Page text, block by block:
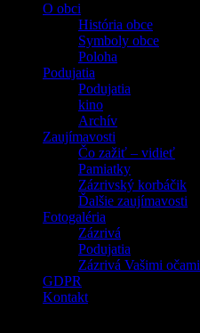
O obci
História obce
Symboly obce
Poloha
Podujatia
Podujatia
kino
Archív
Zaujímavosti
Čo zažiť – vidieť
Pamiatky
Zázrivský korbáčik
Ďalšie zaujímavosti
Fotogaléria
Zázrivá
Podujatia
Zázrivá Vašimi očami
GDPR
Kontakt